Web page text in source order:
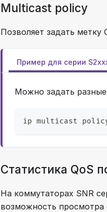
Multicast policy
Позволяет задать
Пример для cерии
Можно задать разные
ip multicast policy
Статистика QoS
На коммутаторах SNR
возможность просмотра